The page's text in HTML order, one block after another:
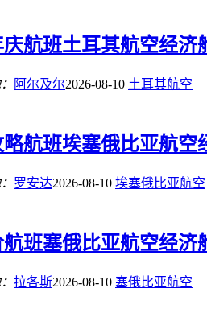
航班土耳其航空经济
阿尔及尔2026-08-10 土耳其航空
航班埃塞俄比亚航空
罗安达2026-08-10 埃塞俄比亚航空
班塞俄比亚航空经济
拉各斯2026-08-10 塞俄比亚航空